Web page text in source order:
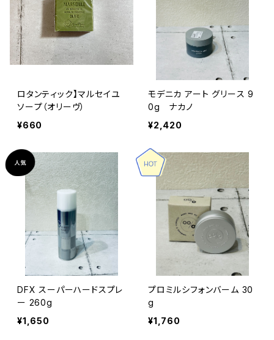
ロタンティック】マルセイユ
ソープ（オリーヴ）
¥660
モデニカ アート グリース 9
0g ナカノ
¥2,420
DFX スーパーハードスプレ
ー 260g
¥1,650
プロミルシフォンバーム 30
g
¥1,760